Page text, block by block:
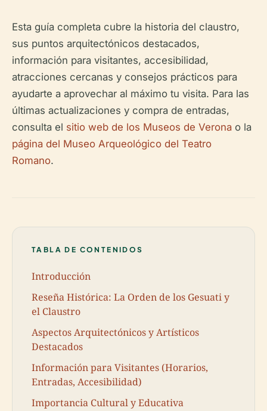
Esta guía completa cubre la historia del claustro,
sus puntos arquitectónicos destacados,
información para visitantes, accesibilidad,
atracciones cercanas y consejos prácticos para
ayudarte a aprovechar al máximo tu visita. Para las
últimas actualizaciones y compra de entradas,
consulta el sitio web de los Museos de Verona o la
página del Museo Arqueológico del Teatro
Romano.
TABLA DE CONTENIDOS
Introducción
Reseña Histórica: La Orden de los Gesuati y
el Claustro
Aspectos Arquitectónicos y Artísticos
Destacados
Información para Visitantes (Horarios,
Entradas, Accesibilidad)
Importancia Cultural y Educativa